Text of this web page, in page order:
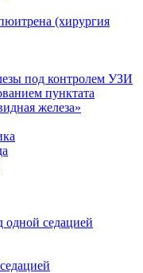
(хирургия
под контролем УЗИ
пунктата
железа»
седацией